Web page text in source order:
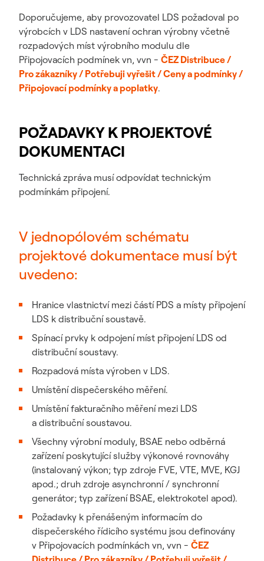
Doporučujeme, aby provozovatel LDS požadoval po
výrobcích v LDS nastavení ochran výrobny včetně
rozpadových míst výrobního modulu dle
Připojovacích podmínek vn, vvn - ČEZ Distribuce /
Pro zákazníky / Potřebuji vyřešit / Ceny a podmínky /
Připojovací podmínky a poplatky.
POŽADAVKY K PROJEKTOVÉ
DOKUMENTACI
Technická zpráva musí odpovídat technickým
podmínkám připojení.
V jednopólovém schématu
projektové dokumentace musí být
uvedeno:
Hranice vlastnictví mezi částí PDS a místy připojení
LDS k distribuční soustavě.
Spínací prvky k odpojení míst připojení LDS od
distribuční soustavy.
Rozpadová místa výroben v LDS.
Umístění dispečerského měření.
Umístění fakturačního měření mezi LDS
a distribuční soustavou.
Všechny výrobní moduly, BSAE nebo odběrná
zařízení poskytující služby výkonové rovnováhy
(instalovaný výkon; typ zdroje FVE, VTE, MVE, KGJ
apod.; druh zdroje asynchronní / synchronní
generátor; typ zařízení BSAE, elektrokotel apod).
Požadavky k přenášeným informacím do
dispečerského řídicího systému jsou definovány
v Připojovacích podmínkách vn, vvn - ČEZ